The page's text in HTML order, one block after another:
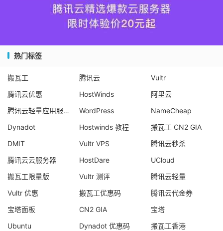
热门标签
搬瓦工 腾讯云
Vultr
腾讯云优惠
HostWinds
阿里云
腾讯云轻量应用服务器
WordPress
NameCheap
Dynadot
Hostwinds 教程
搬瓦工 CN2 GIA
DMIT
Vultr VPS
腾讯云秒杀
腾讯云云服务器
HostDare
UCloud
搬瓦工限量版
Vultr 测评
腾讯云轻量
Vultr 优惠
搬瓦工优惠码
腾讯云代金券
宝塔面板
CN2 GIA
宝塔
Ubuntu
Dynadot 优惠码 搬瓦工香港